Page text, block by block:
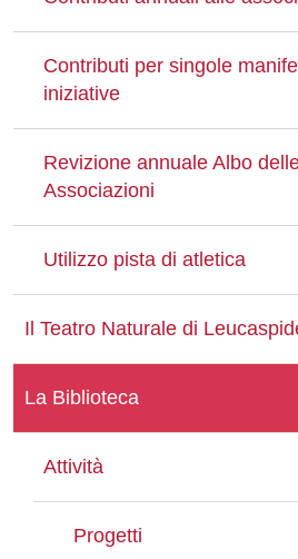
Contributi per singole
iniziative
Revizione annuale Albo
Associazioni
Utilizzo pista di atletica
Il Teatro Naturale di
La Biblioteca
Attività
Progetti